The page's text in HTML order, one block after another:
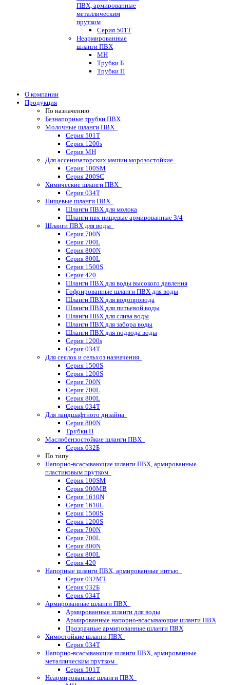
ПВХ, армированные
металлическим
прутком
Серия 501T
Неармированные
шланги ПВХ
МН
Трубки Б
Трубки П
О компании
Продукция
По назначению
Безнапорные трубки ПВХ
Молочные шланги ПВХ
Серия 501T
Серия 1200s
Серия МН
Для ассенизаторских машин морозостойкие
Серия 100SM
Серия 200SС
Химические шланги ПВХ
Серия 034Т
Пищевые шланги ПВХ
Шланги ПВХ для молока
Шланги пвх пищевые армированные 3/4
Шланги ПВХ для воды
Серия 700N
Серия 700L
Серия 800N
Серия 800L
Серия 1500S
Серия 420
Шланги ПВХ для воды высокого давления
Гофрированные шланги ПВХ для воды
Шланги ПВХ для водопровода
Шланги ПВХ для питьевой воды
Шланги ПВХ для слива воды
Шланги ПВХ для забора воды
Шланги ПВХ для подвода воды
Серия 1200s
Серия 034Т
Для сеялок и сельхоз назначения
Серия 1500S
Серия 1200S
Серия 700N
Серия 700L
Серия 800L
Серия 034T
Для ландшафтного дизайна
Серия 800N
Трубки П
Маслобензостойкие шланги ПВХ
Серия 032Б
По типу
Напорно-всасывающие шланги ПВХ, армированные
пластиковым прутком
Серия 100SM
Серия 900MB
Серия 1610N
Серия 1610L
Серия 1500S
Серия 1200S
Серия 700N
Серия 700L
Серия 800N
Серия 800L
Серия 420
Напорные шланги ПВХ, армированные нитью
Серия 032МТ
Серия 032Б
Серия 034Т
Армированные шланги ПВХ
Армированные шланги для воды
Армированные напорно-всасывающие шланги ПВХ
Прозрачные армированные шланги ПВХ
Химостойкие шланги ПВХ
Серия 034Т
Напорно-всасывающие шланги ПВХ, армированные
металлическим прутком
Серия 501T
Неармированные шланги ПВХ